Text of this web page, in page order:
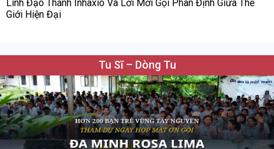
Linh Đạo Thánh Inhaxio Và Lời Mời Gọi Phân Định Giữa Thế
Giới Hiện Đại
Tu Sĩ – Dòng Tu